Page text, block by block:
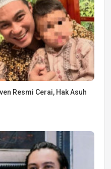
Resmi Cerai, Hak Asuh